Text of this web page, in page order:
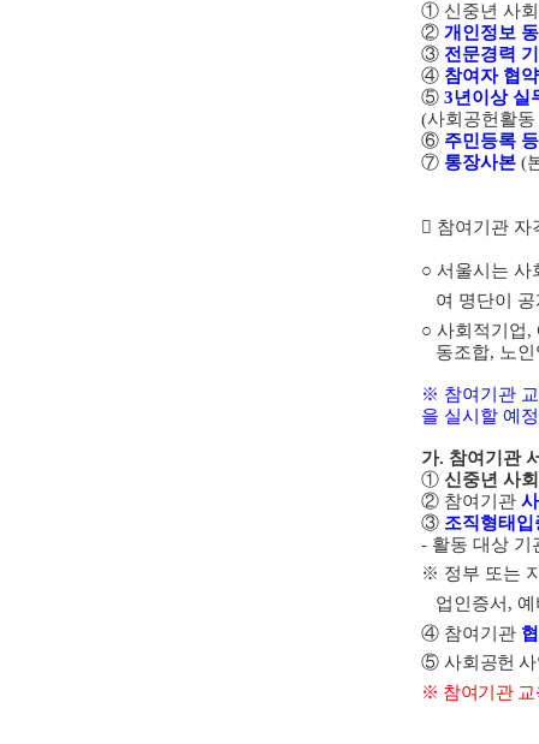
① 신중년 사
② 개인정보
③ 전문경력
④ 참여자 협
⑤ 3년이상 실
(사회공헌활동
⑥ 주민등록
⑦ 통장사본 (
󰋑 참여기관 자
○ 서울시는 사
여 명단이
○ 사회적기업,
동조합, 노
※ 참여기관
을 실시할 예
가. 참여기관
① 신중년 사
② 참여기관
③ 조직형태입
- 활동 대상 기
※ 정부 또는
업인증서 , 예
④ 참여기관
⑤ 사회공헌
※ 참여기관